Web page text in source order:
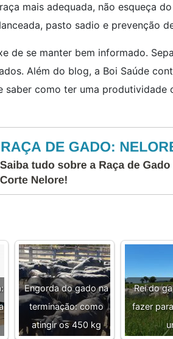
mais adequada, não esqueça
pasto sadio e prevenção
de se manter bem informado.
Além do blog, a Boi Saúde
saber como ter uma produtividade
Engorda do gado na
terminação: como
atingir os 450 kg
Rei do
fazer